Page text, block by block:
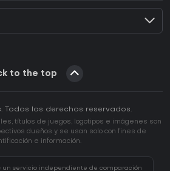
to the top
Todos los derechos reservados.
títulos de juegos, logotipos e imágenes son
dueños y se usan solo con fines de
e información.
un servicio independiente de comparación